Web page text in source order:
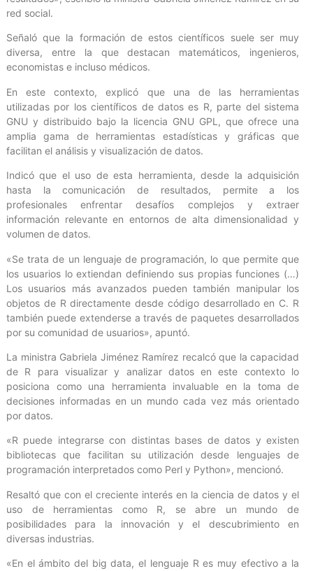
red social.
Señaló que la formación de estos científicos suele ser muy
diversa, entre la que destacan matemáticos, ingenieros,
economistas e incluso médicos.
En este contexto, explicó que una de las herramientas
utilizadas por los científicos de datos es R, parte del sistema
GNU y distribuido bajo la licencia GNU GPL, que ofrece una
amplia gama de herramientas estadísticas y gráficas que
facilitan el análisis y visualización de datos.
Indicó que el uso de esta herramienta, desde la adquisición
hasta la comunicación de resultados, permite a los
profesionales enfrentar desafíos complejos y extraer
información relevante en entornos de alta dimensionalidad y
volumen de datos.
«Se trata de un lenguaje de programación, lo que permite que
los usuarios lo extiendan definiendo sus propias funciones (…)
Los usuarios más avanzados pueden también manipular los
objetos de R directamente desde código desarrollado en C. R
también puede extenderse a través de paquetes desarrollados
por su comunidad de usuarios», apuntó.
La ministra Gabriela Jiménez Ramírez recalcó que la capacidad
de R para visualizar y analizar datos en este contexto lo
posiciona como una herramienta invaluable en la toma de
decisiones informadas en un mundo cada vez más orientado
por datos.
«R puede integrarse con distintas bases de datos y existen
bibliotecas que facilitan su utilización desde lenguajes de
programación interpretados como Perl y Python», mencionó.
Resaltó que con el creciente interés en la ciencia de datos y el
uso de herramientas como R, se abre un mundo de
posibilidades para la innovación y el descubrimiento en
diversas industrias.
«En el ámbito del big data, el lenguaje R es muy efectivo a la